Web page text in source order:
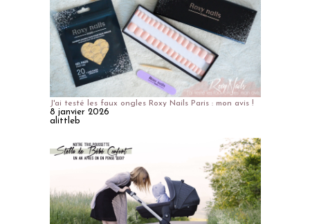
J'ai testé les faux ongles Roxy Nails Paris : mon avis !
8 janvier 2026
alittleb